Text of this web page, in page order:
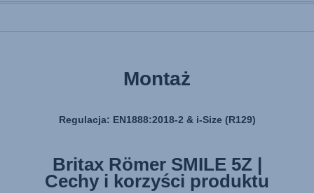
Montaż
Regulacja: EN1888:2018-2 & i-Size (R129)
Britax Römer SMILE 5Z |
Cechy i korzyści produktu
Britax Römer BABY-SAFE 5Z2
| Cechy i korzyści produktu
Britax Römer BABY-SAFE 5Z2
| Montaż